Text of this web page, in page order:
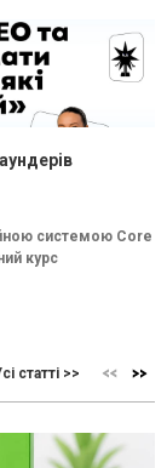
системою Core
курс
статті >>